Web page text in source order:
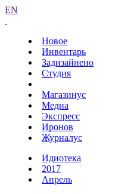
EN
Новое
Инвентарь
Задизайнено
Студия
Магазинус
Медиа
Экспресс
Иронов
Журналус
Идиотека
2017
Апрель